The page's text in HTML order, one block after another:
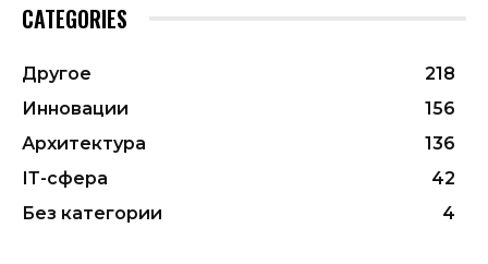
CATEGORIES
Другое
218
Инновации
156
Архитектура
136
ІТ-сфера
42
Без категории
4